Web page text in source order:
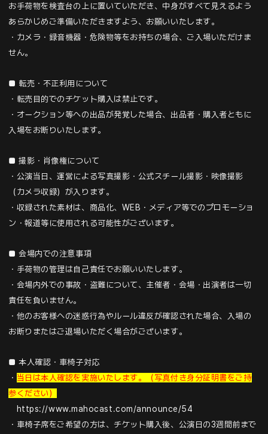
お手荷物を検査台の上に置いていただき、中身がすべて見えるよう
あらかじめご準備いただきますよう、お願いいたします。
・カメラ・録音機器・危険物等をお持ちの場合、ご入場いただけま
せん。
■ 転売・不正利用について
・転売目的でのチケット購入は禁止です。
・オークション等への出品が発覚した場合、出品者・購入者ともに
入場をお断りいたします。
■ 撮影・肖像権について
・公演当日、運営による写真撮影・公式スチール撮影・映像撮影
（カメラ収録）が入ります。
・収録された素材は、商品化、WEB・メディア等でのプロモーショ
ン・報道等に使用される可能性がございます。
■ 会場内での注意事項
・手荷物の管理は自己責任でお願いいたします。
・会場内外での事故・盗難について、主催者・会場・出演者は一切
責任を負いません。
・他のお客様への迷惑行為やルール違反が確認された場合、入場の
お断りまたはご退場いただく場合がございます。
■ 本人確認・車椅子対応
・ 当日は本人確認を実施いたします。（写真付き身分証明書をご持
参ください）
https://www.mahocast.com/announce/54
・車椅子席をご希望の方は、チケット購入後、公演日の3週間前まで